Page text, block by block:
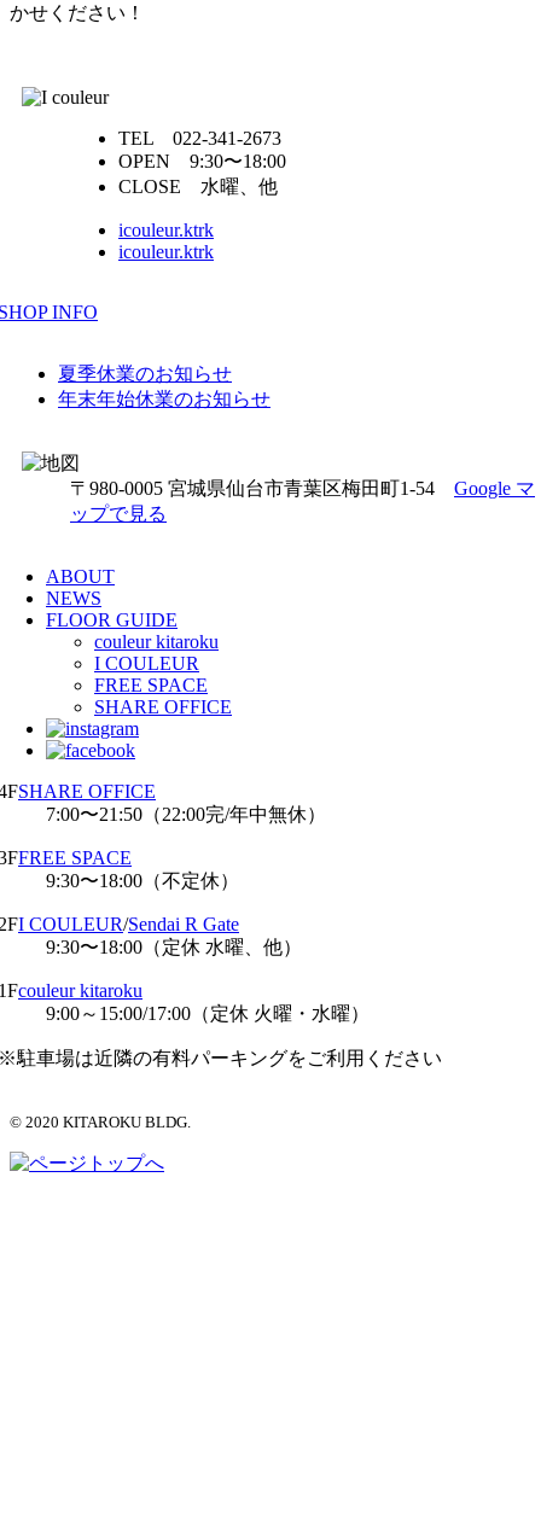
かせください！
TEL 022-341-2673
OPEN 9:30〜18:00
CLOSE 水曜、他
icouleur.ktrk
icouleur.ktrk
INFO
夏季休業のお知らせ
年末年始休業のお知らせ
〒980-0005 宮城県仙台市青葉区梅田町1-54 Google マ
ップで見る
ABOUT
NEWS
FLOOR GUIDE
couleur kitaroku
I COULEUR
FREE SPACE
SHARE OFFICE
SHARE OFFICE
7:00〜21:50（22:00完/年中無休）
FREE SPACE
9:30〜18:00（不定休）
I COULEUR/Sendai R Gate
9:30〜18:00（定休 水曜、他）
couleur kitaroku
9:00～15:00/17:00（定休 火曜・水曜）
駐車場は近隣の有料パーキングをご利用ください
© 2020 KITAROKU BLDG.